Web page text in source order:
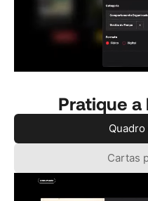
Pratique a
Cartas